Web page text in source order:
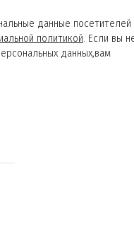
данные посетителей
политикой. Если вы
данных,вам